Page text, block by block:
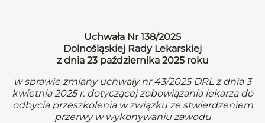
Uchwała Nr 138/2025
Dolnośląskiej Rady Lekarskiej
z dnia 23 października 2025 roku
w sprawie zmiany uchwały nr 43/2025 DRL z dnia 3
kwietnia 2025 r. dotyczącej zobowiązania lekarza do
odbycia przeszkolenia w związku ze stwierdzeniem
przerwy w wykonywaniu zawodu